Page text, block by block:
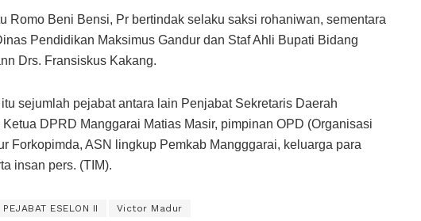
Romo Beni Bensi, Pr bertindak selaku saksi rohaniwan, sementara
Pendidikan Maksimus Gandur dan Staf Ahli Bupati Bidang
Drs. Fransiskus Kakang.
sejumlah pejabat antara lain Penjabat Sekretaris Daerah
DPRD Manggarai Matias Masir, pimpinan OPD (Organisasi
Forkopimda, ASN lingkup Pemkab Mangggarai, keluarga para
insan pers. (TIM).
PEJABAT ESELON II Victor Madur